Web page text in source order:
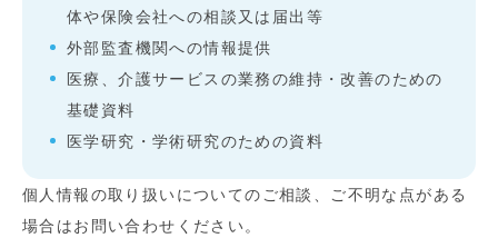
体や保険会社への相談又は届出等
外部監査機関への情報提供
医療、介護サービスの業務の維持・改善のための
基礎資料
医学研究・学術研究のための資料
個人情報の取り扱いについてのご相談、ご不明な点がある
場合はお問い合わせください。